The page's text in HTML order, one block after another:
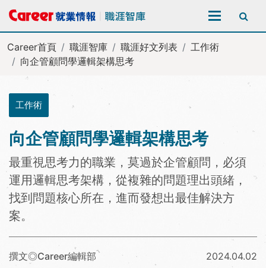
全站搜尋
Career首頁 職涯智庫 職涯好文列表
工作術
向企管顧問學邏輯架構思考
工作術
向企管顧問學邏輯架構思考
最重視思考力的職業，莫過於企管顧問，必須
運用邏輯思考架構，從複雜的問題理出頭緒，
找到問題核心所在，進而發想出最佳解決方
案。
撰文◎Career編輯部 2024.04.02